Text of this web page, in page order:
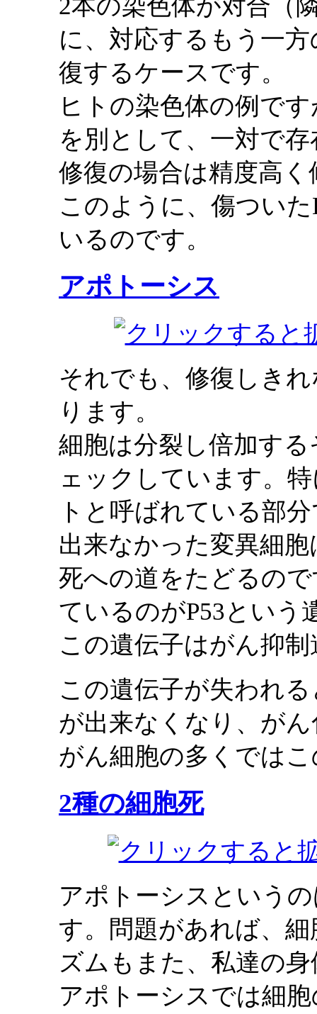
2本の染色体が対合（
に、対応するもう一
復するケースです。
ヒトの染色体の例で
を別として、一対で
修復の場合は精度高
このように、傷つい
いるのです。
アポトーシス
それでも、修復しき
ります。
細胞は分裂し倍加す
ェックしています。
トと呼ばれている部
出来なかった変異細
死への道をたどるの
ているのがP53という
この遺伝子はがん抑
この遺伝子が失われ
が出来なくなり、が
がん細胞の多くでは
2種の細胞死
アポトーシスという
す。問題があれば、
ズムもまた、私達の
アポトーシスでは細